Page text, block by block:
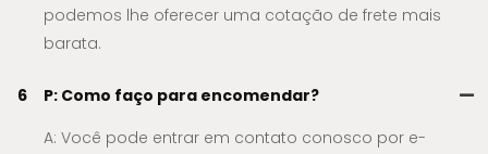
podemos lhe oferecer uma cotação de frete mais
barata.
6
P: Como faço para encomendar?
A: Você pode entrar em contato conosco por e-